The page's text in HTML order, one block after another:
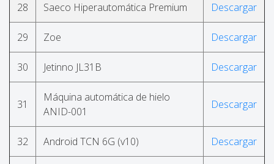
28 Saeco Hiperautomática Premium Descargar
29 Zoe Descargar
30 Jetinno JL31B Descargar
31
Máquina automática de hielo
ANID-001
Descargar
32 Android TCN 6G (v10) Descargar